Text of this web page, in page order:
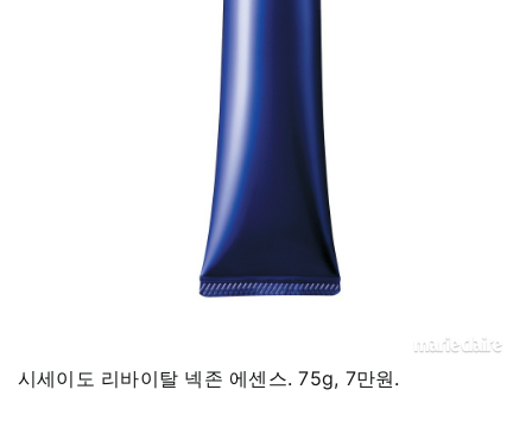
시세이도 리바이탈 넥존 에센스. 75g, 7만원.